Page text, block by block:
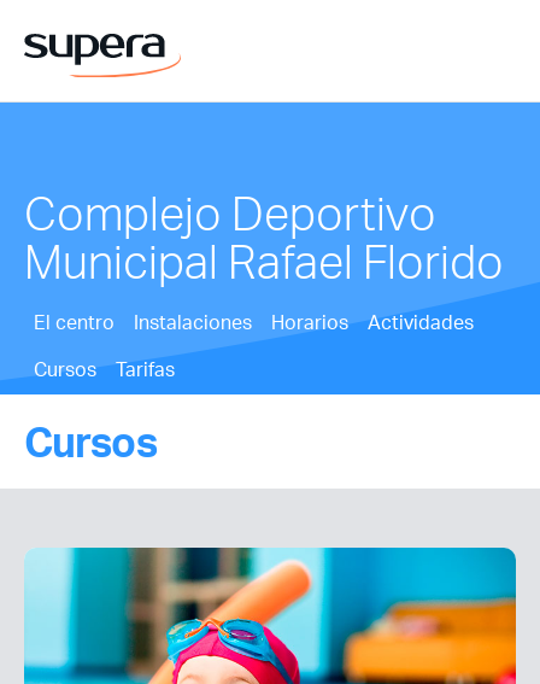
Complejo Deportivo
Municipal Rafael Florido
El centro Instalaciones Horarios
Actividades
Cursos
Tarifas
Cursos